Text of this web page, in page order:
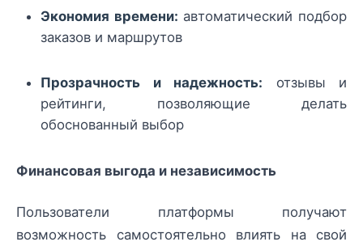
Экономия времени: автоматический подбор
заказов и маршрутов
Прозрачность и надежность: отзывы и
рейтинги, позволяющие делать
обоснованный выбор
Финансовая выгода и независимость
Пользователи платформы получают
возможность самостоятельно влиять на свой